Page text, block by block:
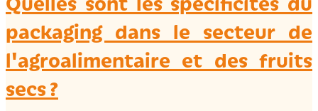
packaging dans le secteur de
l'agroalimentaire et des fruits
secs ?